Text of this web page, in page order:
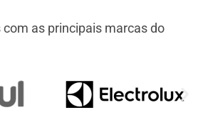
as principais marcas do